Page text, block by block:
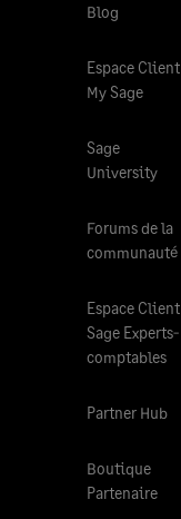
Blog
Espace Client
My Sage
Sage
University
Forums de la
communauté
Espace Client
Sage Experts-
comptables
Partner Hub
Boutique
Partenaire